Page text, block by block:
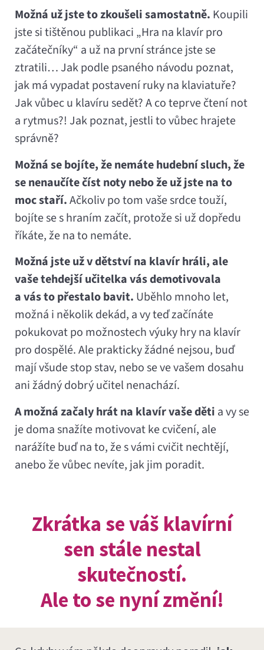
Možná už jste to zkoušeli samostatně. Koupili
jste si tištěnou publikaci „Hra na klavír pro
začátečníky“ a už na první stránce jste se
ztratili… Jak podle psaného návodu poznat,
jak má vypadat postavení ruky na klaviatuře?
Jak vůbec u klavíru sedět? A co teprve čtení not
a rytmus?! Jak poznat, jestli to vůbec hrajete
správně?
Možná se bojíte, že nemáte hudební sluch, že
se nenaučíte číst noty nebo že už jste na to
moc staří.Ačkoliv po tom vaše srdce touží,
bojíte se s hraním začít, protože si už dopředu
říkáte, že na to nemáte.
Možná jste už v dětství na klavír hráli, ale
vaše tehdejší učitelka vás demotivovala
a vás to přestalo bavit. Uběhlo mnoho let,
možná i několik dekád, a vy teď začínáte
pokukovat po možnostech výuky hry na klavír
pro dospělé. Ale prakticky žádné nejsou, buď
mají všude stop stav, nebo se ve vašem dosahu
ani žádný dobrý učitel nenachází.
A možná začaly hrát na klavír vaše děti a vy se
je doma snažíte motivovat ke cvičení, ale
narážíte buď na to, že s vámi cvičit nechtějí,
anebo že vůbec nevíte, jak jim poradit.
Zkrátka se váš klavírní
sen stále nestal
skutečností.
Ale to se nyní změní!